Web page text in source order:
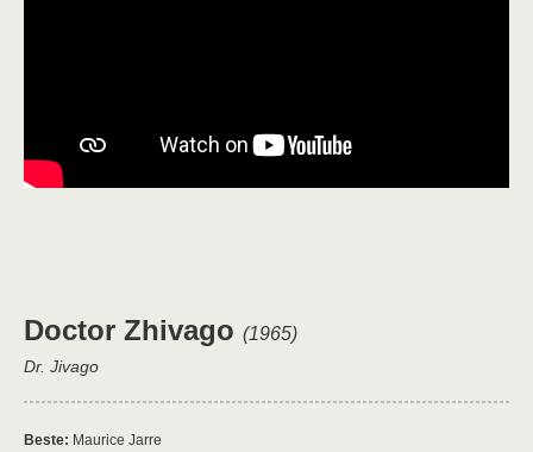
Doctor Zhivago (1965)
Dr. Jivago
Beste: Maurice Jarre